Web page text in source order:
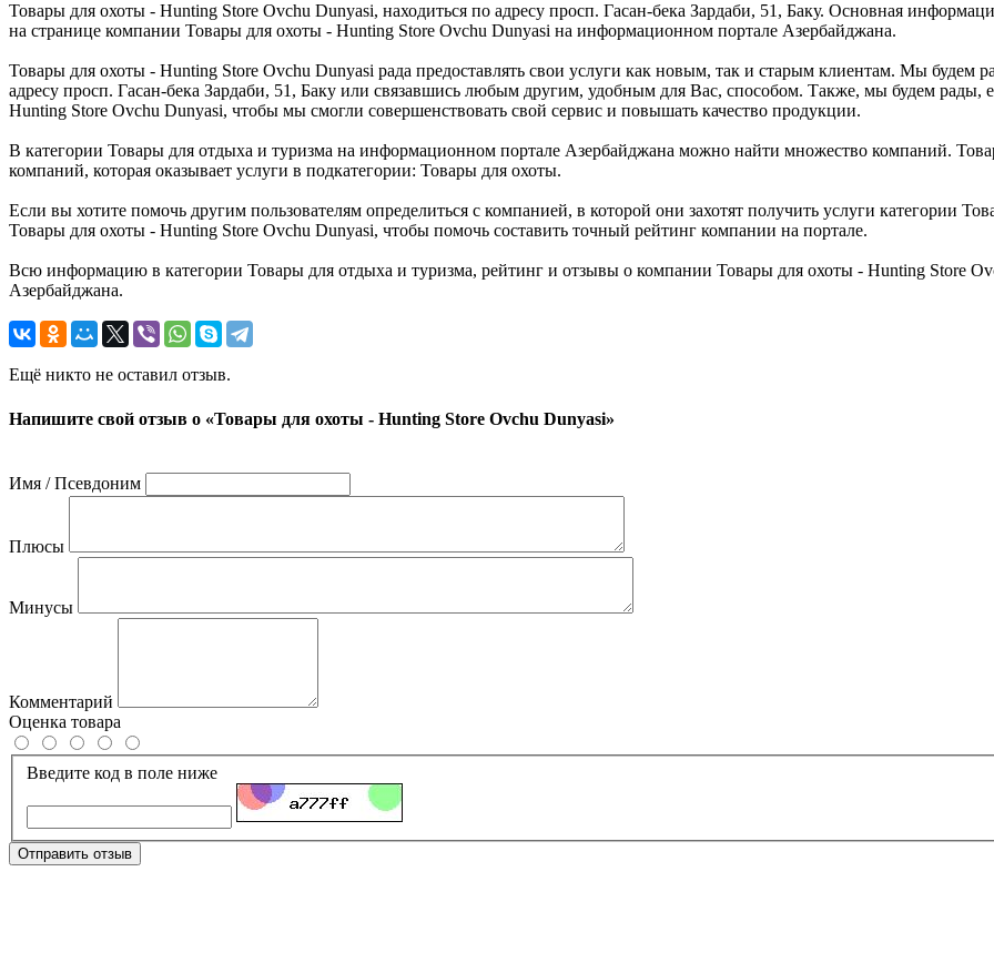
Товары для охоты - Hunting Store Ovchu Dunyasi, находиться по адресу просп. Гасан-бека Зардаби, 51, Баку. Основная
на странице компании Товары для охоты - Hunting Store Ovchu Dunyasi на информационном портале Азербайджана.
Товары для охоты - Hunting Store Ovchu Dunyasi рада предоставлять свои услуги как новым, так и старым клиентам. Мы будем
адресу просп. Гасан-бека Зардаби, 51, Баку или связавшись любым другим, удобным для Вас, способом. Также, мы будем рады,
Hunting Store Ovchu Dunyasi, чтобы мы смогли совершенствовать свой сервис и повышать качество продукции.
В категории Товары для отдыха и туризма на информационном портале Азербайджана можно найти множество компаний.
компаний, которая оказывает услуги в подкатегории: Товары для охоты.
Если вы хотите помочь другим пользователям определиться с компанией, в которой они захотят получить услуги категории
Товары для охоты - Hunting Store Ovchu Dunyasi, чтобы помочь составить точный рейтинг компании на портале.
Всю информацию в категории Товары для отдыха и туризма, рейтинг и отзывы о компании Товары для охоты - Hunting Store
Азербайджана.
Ещё никто не оставил отзыв.
Напишите свой отзыв о «Товары для охоты - Hunting Store Ovchu Dunyasi»
Имя / Псевдоним
Плюсы
Минусы
Комментарий
Оценка товара
Введите код в поле ниже
Отправить отзыв